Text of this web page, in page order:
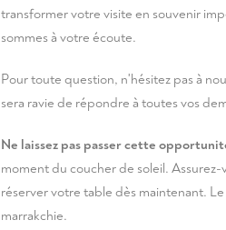
transformer votre visite en souvenir
sommes à votre écoute.
Pour toute question, n'hésitez pas à
sera ravie de répondre à toutes vos
Ne laissez pas passer cette
moment du coucher de soleil.
réserver votre table dès maintenant.
marrakchie.